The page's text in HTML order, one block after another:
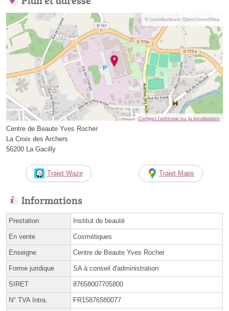
© contributeurs OpenStreetMap
Corriger l’adresse ou la localisation
Centre de Beaute Yves Rocher
La Croix des Archers
56200 La Gacilly
Trajet Waze Trajet Maps
Informations
Prestation Institut de beauté
En vente Cosmétiques
Enseigne Centre de Beaute Yves Rocher
Forme juridique SA à conseil d'administration
SIRET 87658007705800
N° TVA Intra. FR15876580077